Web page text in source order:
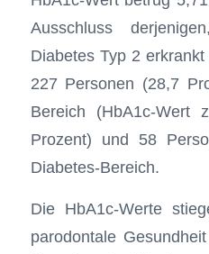
Ausschluss
Diabetes Typ 2
227 Personen (28,7
Bereich (HbA1c-Wert
Prozent) und 58
Diabetes-Bereich.
Die HbA1c-Werte
parodontale